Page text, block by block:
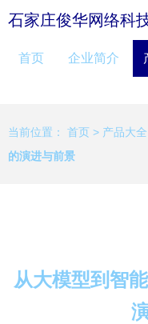
石家庄俊华网络科
首页 企业简介
当前位置： 首页 > 产品大全
的演进与前景
从大模型到智